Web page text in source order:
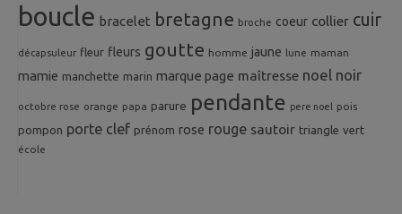
boucle bracelet bretagne broche coeur collier cuir
décapsuleur fleur fleurs goutte homme jaune lune maman
mamie manchette marin marque page maîtresse noel noir
octobre rose orange papa parure pendante pere noel pois
pompon porte clef prénom rose rouge sautoir triangle vert
école